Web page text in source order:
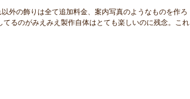
外の飾りは全て追加料金、案内写真のようなものを作ろ
るのがみえみえ製作自体はとても楽しいのに残念。これ